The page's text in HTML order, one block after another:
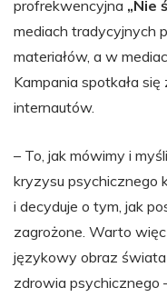
profrekwencyjna „Nie
mediach tradycyjnych
materiałów, a w
Kampania spotkała
internautów.
– To, jak mówimy i
kryzysu psychicznego
i decyduje o tym, jak
zagrożone. Warto
językowy obraz
zdrowia psychicznego